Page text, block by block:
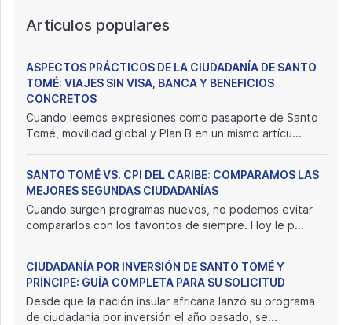
Articulos populares
ASPECTOS PRÁCTICOS DE LA CIUDADANÍA DE SANTO
TOMÉ: VIAJES SIN VISA, BANCA Y BENEFICIOS
CONCRETOS
Cuando leemos expresiones como pasaporte de Santo
Tomé, movilidad global y Plan B en un mismo artícu...
SANTO TOMÉ VS. CPI DEL CARIBE: COMPARAMOS LAS
MEJORES SEGUNDAS CIUDADANÍAS
Cuando surgen programas nuevos, no podemos evitar
compararlos con los favoritos de siempre. Hoy le p...
CIUDADANÍA POR INVERSIÓN DE SANTO TOMÉ Y
PRÍNCIPE: GUÍA COMPLETA PARA SU SOLICITUD
Desde que la nación insular africana lanzó su programa
de ciudadanía por inversión el año pasado, se...